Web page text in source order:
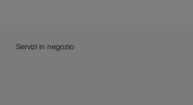
Servizi in negozio